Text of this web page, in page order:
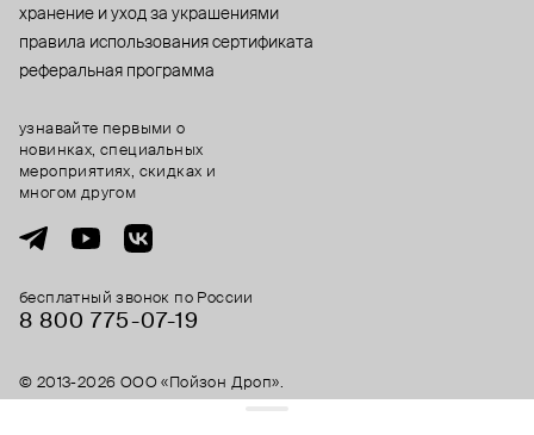
хранение и уход за украшениями
правила использования сертификата
реферальная программа
бесплатный звонок по России
8 800 775⁠-07⁠-19
узнавайте первыми о
новинках, специальных
мероприятиях, скидках и
многом другом
© 2013-2026 ООО «Пойзон Дроп».
все права защищены.